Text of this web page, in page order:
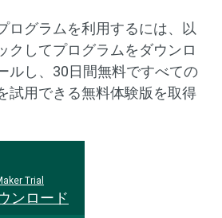
ログラムを利用するには、以
クしてプログラムをダウンロ
ルし、30日間無料ですべての
試用できる無料体験版を取得
Trial
ンロード